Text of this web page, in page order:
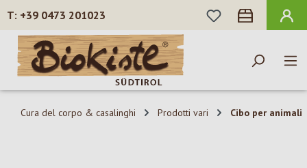
Passa al contenuto principale
+39 0473 201023
HAI 0 ARTICOLI
Cura del corpo & casalinghi Prodotti vari Cibo per animali